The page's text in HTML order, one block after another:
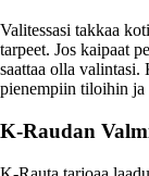
Valitessasi takkaa
tarpeet. Jos kaipaat
saattaa olla valintasi.
pienempiin tiloihin ja
K-Raudan